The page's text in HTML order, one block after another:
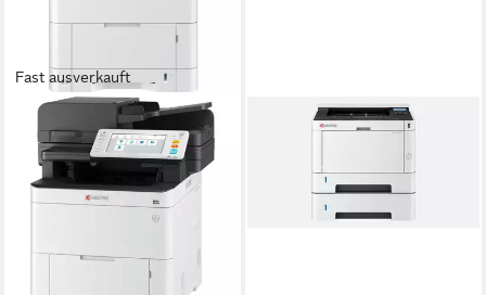
Fast ausverkauft
Kyocera ECOSYS
MA3500cix,
Multifunktionsdrucker,
Multifunktionsdrucker
Laserdruck Druckverfahren
1.236,41 €
KYOCERA
Laserdrucker
ab 266,00 €
lieferbar - in 4-5 Werktagen bei dir